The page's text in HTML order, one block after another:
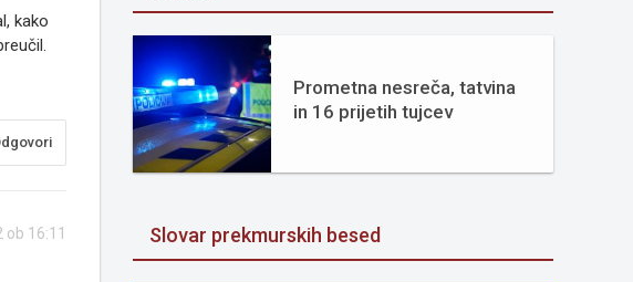
kako
ob 16:11
Prometna nesreča, tatvina
in 16 prijetih tujcev
Slovar prekmurskih besed